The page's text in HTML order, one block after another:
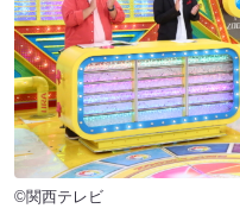
©関西テレビ